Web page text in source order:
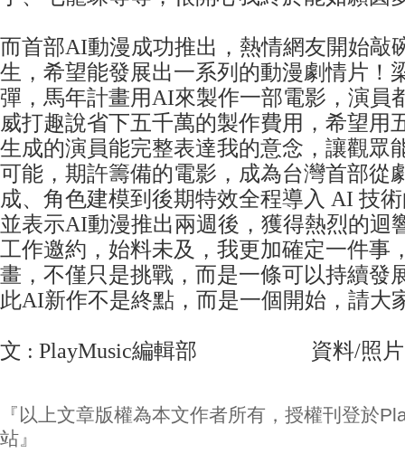
而首部AI動漫成功推出，熱情網友開始敲
生，希望能發展出一系列的動漫劇情片！
彈，馬年計畫用AI來製作一部電影，演員
威打趣說省下五千萬的製作費用，希望用
生成的演員能完整表達我的意念，讓觀眾
可能，期許籌備的電影，成為台灣首部從
成、角色建模到後期特效全程導入 AI 技
並表示AI動漫推出兩週後，獲得熱烈的迴
工作邀約，始料未及，我更加確定一件事
畫，不僅只是挑戰，而是一條可以持續發
此AI新作不是終點，而是一個開始，請大
文 : PlayMusic編輯部 資料/照片
『以上文章版權為本文作者所有，授權刊登於
站』